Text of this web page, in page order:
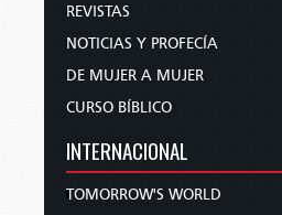
REVISTAS
NOTICIAS Y PROFECÍA
DE MUJER A MUJER
CURSO BÍBLICO
INTERNACIONAL
TOMORROW'S WORLD